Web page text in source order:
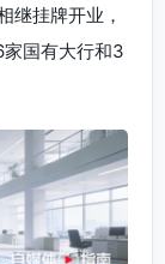
继挂牌开业，
国有大行和3